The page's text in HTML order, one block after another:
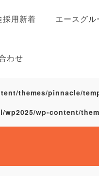
採用新着 エースグル
わせ
themes/pinnacle/
wp-content/